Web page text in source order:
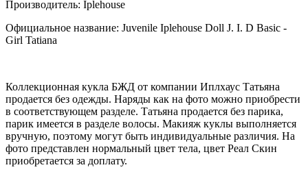
Производитель: Iplehouse
Официальное название: Juvenile Iplehouse Doll J. I. D Basic -
Girl Tatiana
Коллекционная кукла БЖД от компании Иплхаус Татьяна
продается без одежды. Наряды как на фото можно приобрести
в соответствующем разделе. Татьяна продается без парика,
парик имеется в разделе волосы. Макияж куклы выполняется
вручную, поэтому могут быть индивидуальные различия. На
фото представлен нормальный цвет тела, цвет Реал Скин
приобретается за доплату.